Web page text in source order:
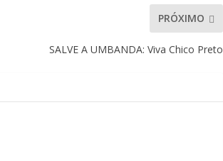
PRÓXIMO
SALVE A UMBANDA: Viva Chico Preto